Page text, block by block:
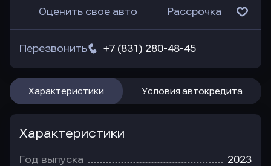
Оценить свое авто Рассрочка
+7 (831) 280-48-45
Перезвонить
Характеристики Условия автокредита
Характеристики
Год выпуска 2023